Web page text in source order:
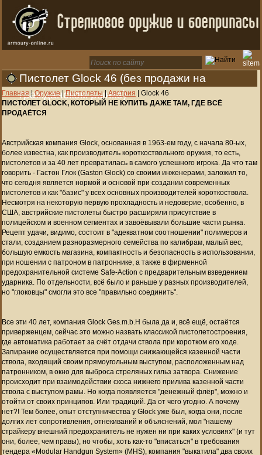
Пистолет Glock 46 (без продажи на
гражданском рынке)
Главная|Оружие|Пистолеты|Австрия | Glock 46
ПИСТОЛЕТ GLOCK, КОТОРЫЙ НЕ КУПИТЬ ДАЖЕ ТАМ, ГДЕ ВСЁ
ПРОДАЁТСЯ
Австрийская компания Glock, основанная в 1963-ем году, с начала 80-ых,
более известна, как производитель короткоствольного оружия, то есть,
пистолетов и за 40 лет превратилась в самого успешного игрока. Да что там
говорить - Гастон Глок (Gaston Glock) со своими инженерами, заложил то,
что сегодня является нормой и основой при создании современных
пистолетов и как "базис" у всех основных производителей короткоствола.
Несмотря на некоторую первую прохладность и недоверие, особенно, в
США, австрийские пистолеты быстро расширяли присутствие в
полицейском и военном сегментах и завоёвывали большие части рынка.
Рецепт удачи, видимо, состоит в "адекватном соотношении" полимеров и
стали, созданием разноразмерного семейства по калибрам, малый вес,
большую емкость магазина, компактность и безопасность в использовании,
при ношении с патроном в патроннике, а также в фирменной
предохранительной системе Safe-Action с предварительным взведением
ударника. По отдельности, всё было и раньше у разных производителей,
но "глоковцы" смогли это все "правильно соединить".
Все эти 40 лет, компания Glock Ges.m.b.H была да и, всё ещё, остаётся
приверженцем, сейчас это можно назвать классикой пистолетостроения,
где автоматика работает за счёт отдачи ствола при коротком его ходе.
Запирание осуществляется при помощи снижающейся казенной части
ствола, входящий своим прямоугольным выступом, расположенным над
патронником, в окно для выброса стреляных гильз затвора. Снижение
происходит при взаимодействии скоса нижнего прилива казенной части
ствола с выступом рамы. Но когда появляется "денежный флёр", можно и
отойти от своих принципов. Или традиций. Да от чего угодно. А почему
нет?! Тем более, опыт отступничества у Glock уже был, когда они, после
долгих лет сопротивления, отнекиваний и объяснений, мол "нашему
страйкеру внешний предохранитель не нужен ни при каких условиях" (и тут
они, более, чем правы), но чтобы, хоть как-то "вписаться" в требования
тендера «Modular Handgun System» (MHS), компания "выкатила" два своих